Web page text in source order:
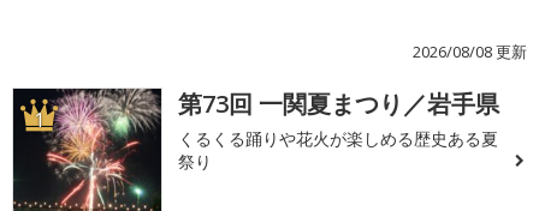
2026/08/08 更新
1 第73回 一関夏まつり／岩手県
くるくる踊りや花火が楽しめる歴史ある夏
祭り